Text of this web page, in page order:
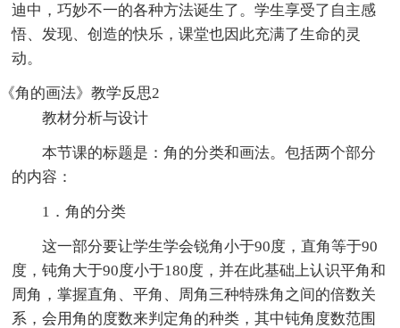
迪中，巧妙不一的各种方法诞生了。学生享受了自主感
悟、发现、创造的快乐，课堂也因此充满了生命的灵
动。
《角的画法》教学反思2
教材分析与设计
本节课的标题是：角的分类和画法。包括两个部分
的内容：
1．角的分类
这一部分要让学生学会锐角小于90度，直角等于90
度，钝角大于90度小于180度，并在此基础上认识平角和
周角，掌握直角、平角、周角三种特殊角之间的倍数关
系，会用角的度数来判定角的种类，其中钝角度数范围